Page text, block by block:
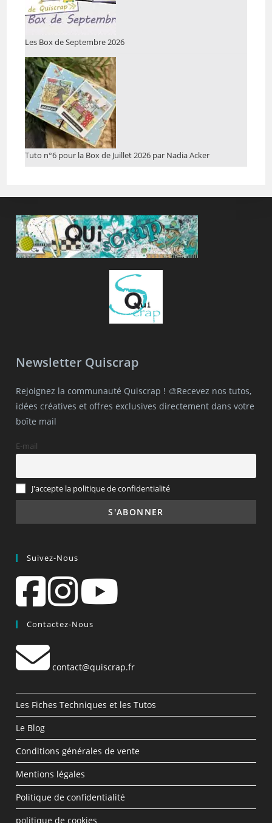
Les Box de Septembre 2026
Tuto n°6 pour la Box de Juillet 2026 par Nadia Acker
Newsletter Quiscrap
Rejoignez la communauté Quiscrap ! 🎨Recevez nos tutos,
idées créatives et offres exclusives directement dans votre
boîte mail
E-mail
J'accepte la politique de confidentialité
Suivez-Nous
Contactez-Nous
contact@quiscrap.fr
Les Fiches Techniques et les Tutos
Le Blog
Conditions générales de vente
Mentions légales
Politique de confidentialité
politique de cookies